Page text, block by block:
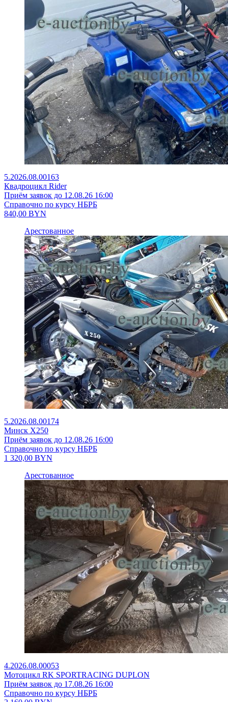
5.2026.08.00163
Квадроцикл Rider
Приём заявок до 12.08.26 16:00
Справочно по курсу НБРБ
840,00 BYN
Арестованное
5.2026.08.00174
Минск X250
Приём заявок до 12.08.26 16:00
Справочно по курсу НБРБ
1 320,00 BYN
Арестованное
4.2026.08.00053
Мотоцикл RK SPORTRACING DUPLON
Приём заявок до 17.08.26 16:00
Справочно по курсу НБРБ